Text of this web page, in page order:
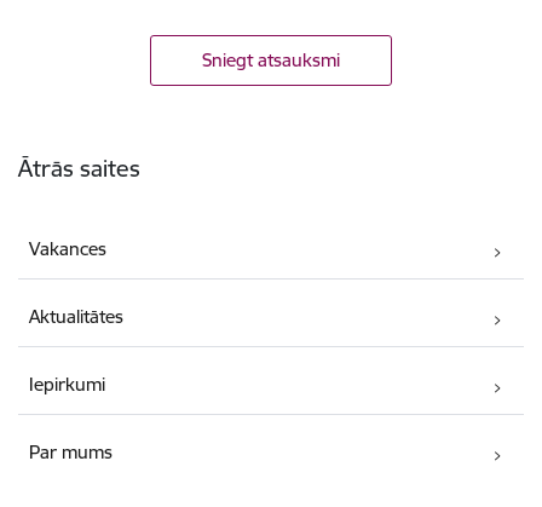
Sniegt atsauksmi
Ātrās saites
Vakances
Aktualitātes
Iepirkumi
Par mums